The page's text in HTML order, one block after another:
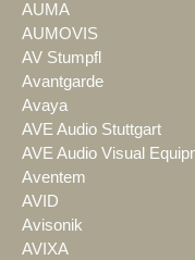
AUMA
AUMOVIS
AV Stumpfl
Avantgarde
Avaya
AVE Audio Stuttgart
AVE Audio Visual
Aventem
AVID
Avisonik
AVIXA